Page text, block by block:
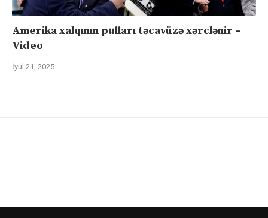
Amerika xalqının pulları təcavüzə xərclənir –
Video
İyul 21, 2025